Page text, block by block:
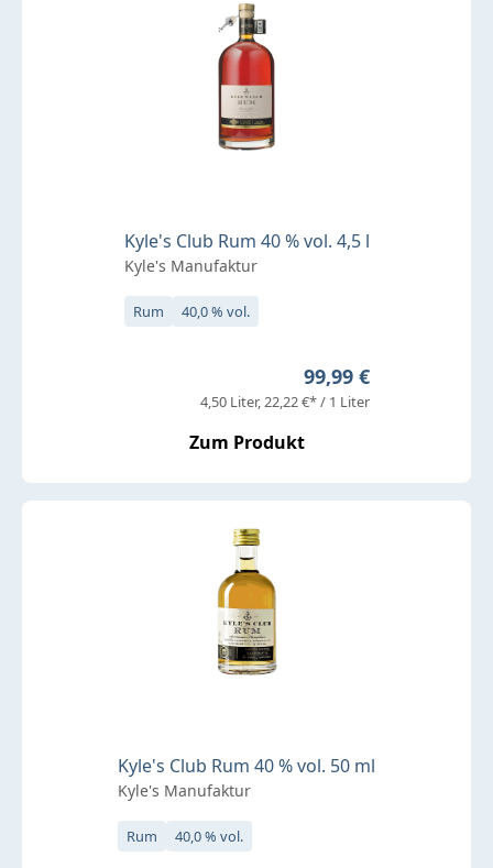
Kyle's Club Rum 40 % vol. 4,5 l
Kyle's Manufaktur
Rum 40,0 % vol.
Regulärer Preis:
99,99 €
4,50 Liter 22,22 €* / 1 Liter
Zum Produkt
Kyle's Club Rum 40 % vol. 50 ml
Kyle's Manufaktur
Rum 40,0 % vol.